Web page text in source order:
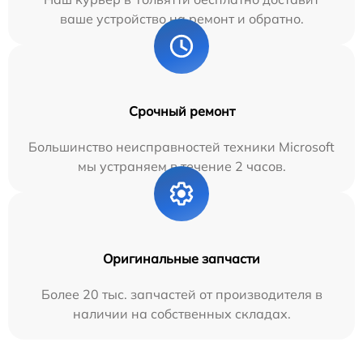
ваше устройство на ремонт и обратно.
Срочный ремонт
Большинство неисправностей техники Microsoft
мы устраняем в течение 2 часов.
Оригинальные запчасти
Более 20 тыс. запчастей от производителя в
наличии на собственных складах.